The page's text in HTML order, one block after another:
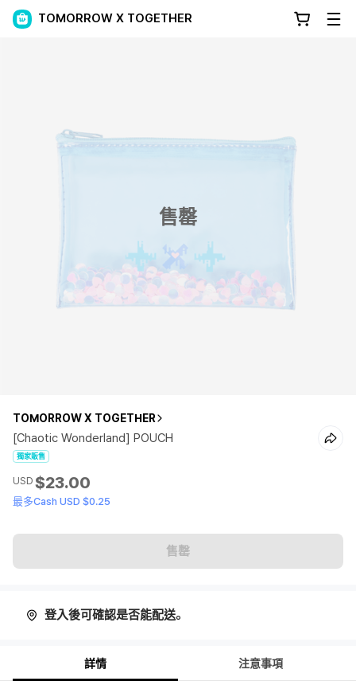
TOMORROW X TOGETHER
售罄
TOMORROW X TOGETHER
[Chaotic Wonderland] POUCH
獨家販售
USD $23.00
最多Cash USD $0.25
售罄
登入後可確認是否能配送。
詳情 注意事項